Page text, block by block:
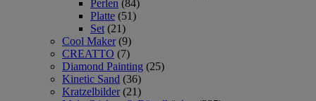
Perlen (84)
Platte (51)
Set (21)
Cool Maker (9)
CREATTO (7)
Diamond Painting (25)
Kinetic Sand (36)
Kratzelbilder (21)